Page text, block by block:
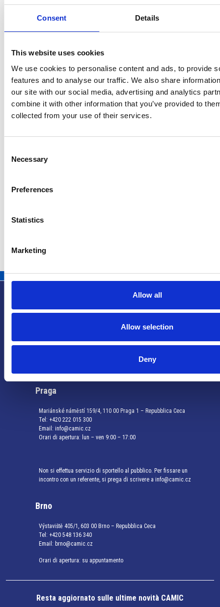
Consent Details
This website uses cookies
We use cookies to personalise content and ads, to provide
features and to analyse our traffic. We also share
our site with our social media, advertising and analytics
combine it with other information that you’ve provided to
collected from your use of their services.
Selection
Necessary
Preferences
Statistics
Marketing
Allow all
Allow selection
Deny
Overview Economica
elettriche partiranno dal 2027
Praga
Mariánské náměstí 159/4, 110 00 Praga 1 – Repubblica Ceca
Tel: +420 222 015 300
Email: info@camic.cz
Orari di apertura: lun – ven 9:00 – 17:00
Non si effettua servizio di sportello al pubblico. Per fissare un
incontro con un referente, si prega di scrivere a info@camic.cz
Brno
Výstaviště 405/1, 603 00 Brno – Repubblica Ceca
Tel: +420 548 136 340
Email: brno@camic.cz
Orari di apertura: su appuntamento
Resta aggiornato sulle ultime novità CAMIC